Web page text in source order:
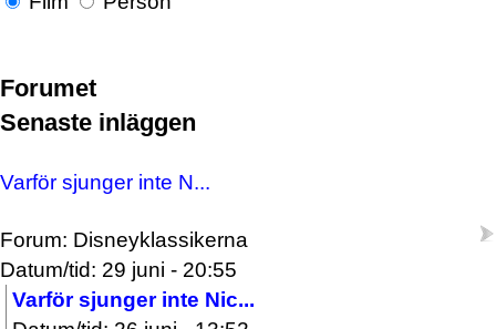
Forumet
Senaste inläggen
Varför sjunger inte N...
Forum: Disneyklassikerna
Datum/tid: 29 juni - 20:55
Varför sjunger inte Nic...